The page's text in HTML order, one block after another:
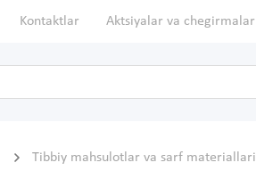
Kontaktlar Aktsiyalar va chegirmalar
Tibbiy mahsulotlar va sarf materiallari